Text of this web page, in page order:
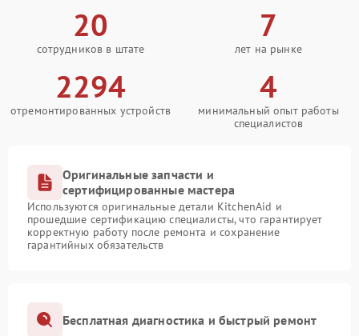
20
сотрудников в штате
7
лет на рынке
2294
отремонтированных устройств
4
минимальный опыт работы
специалистов
Оригинальные запчасти и
сертифицированные мастера
Используются оригинальные детали KitchenAid и
прошедшие сертификацию специалисты, что гарантирует
корректную работу после ремонта и сохранение
гарантийных обязательств
Бесплатная диагностика и быстрый ремонт